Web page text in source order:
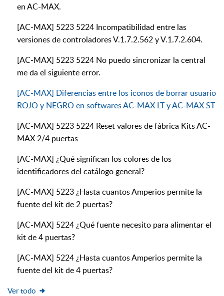
en AC-MAX.
[AC-MAX] 5223 5224 Incompatibilidad entre las
versiones de controladores V.1.7.2.562 y V.1.7.2.604.
[AC-MAX] 5223 5224 No puedo sincronizar la central
me da el siguiente error.
[AC-MAX] Diferencias entre los iconos de borrar usuario
ROJO y NEGRO en softwares AC-MAX LT y AC-MAX ST
[AC-MAX] 5223 5224 Reset valores de fábrica Kits AC-
MAX 2/4 puertas
[AC-MAX] ¿Qué significan los colores de los
identificadores del catálogo general?
[AC-MAX] 5223 ¿Hasta cuantos Amperios permite la
fuente del kit de 2 puertas?
[AC-MAX] 5224 ¿Qué fuente necesito para alimentar el
kit de 4 puertas?
[AC-MAX] 5224 ¿Hasta cuantos Amperios permite la
fuente del kit de 4 puertas?
Ver todo